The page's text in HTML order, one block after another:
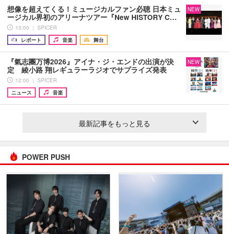
想像を超えてくる！ミュージカルファン必聴 日本ミュ
ージカル界初のアリーナツアー『New HISTORY C…
13:00 ｜ SPICER
レポート
音楽 舞台
NEW
『氣志團万博2026』アイナ・ジ・エンドの出演が決
定 綾小路 翔レギュラーラジオでサプライズ発表
12:00 ｜ SPICER
ニュース
音楽
NEW
最新記事をもっと見る
POWER PUSH